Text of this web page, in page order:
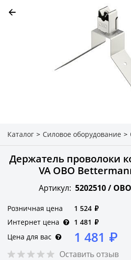
Каталог > Силовое оборудование >
Держатель проволоки
VA OBO
Артикул: 5202510 /
Розничная цена 1 524 ₽
Интернет цена
1 481 ₽
Цена для вас
1 481 ₽
Оставить отзыв